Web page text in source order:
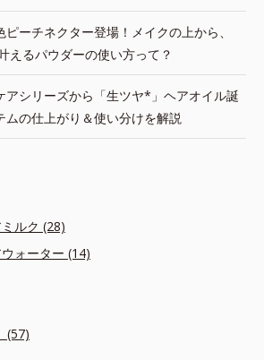
ピーチネクター登場！メイクの上から、
えるパウダーの使い方って？
アシリーズから「生ツヤ*」ヘアオイル誕
ムの仕上がり＆使い分けを解説
ルク (28)
ォーター (14)
(57)